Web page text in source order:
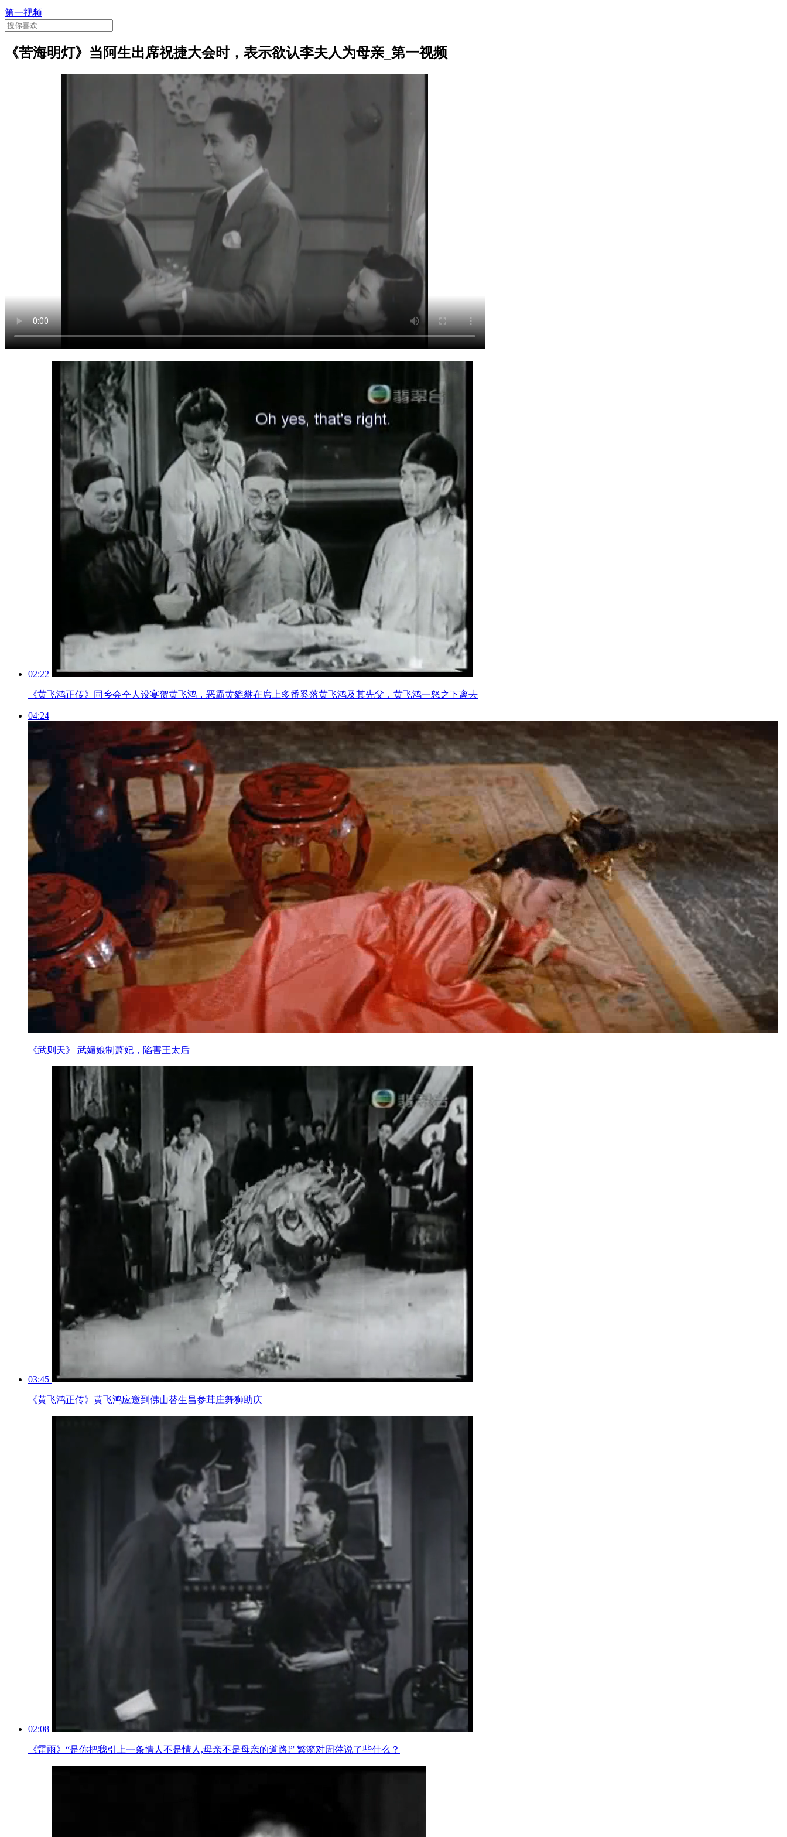
第一视频
《苦海明灯》当阿生出席祝捷大会时，表示欲认李夫人为母亲_第一视频
02:22
《黄飞鸿正传》同乡会仝人设宴贺黄飞鸿，恶霸黄貔貅在席上多番奚落黄飞鸿及其先父，黄飞鸿一怒之下离去
04:24
《武则天》 武媚娘制萧妃，陷害王太后
03:45
《黄飞鸿正传》黄飞鸿应邀到佛山替生昌参茸庄舞狮助庆
02:08
《雷雨》“是你把我引上一条情人不是情人,母亲不是母亲的道路!” 繁漪对周萍说了些什么？